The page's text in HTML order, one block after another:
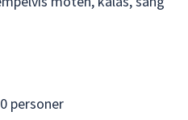
dem.
personer